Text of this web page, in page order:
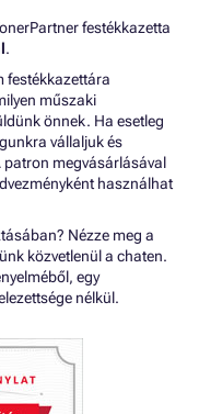
festékkazetta
.
festékkazettára
műszaki
önnek. Ha esetleg
vállaljuk és
megvásárlásával
használhat
Nézze meg a
közvetlenül a chaten.
egy
nélkül.